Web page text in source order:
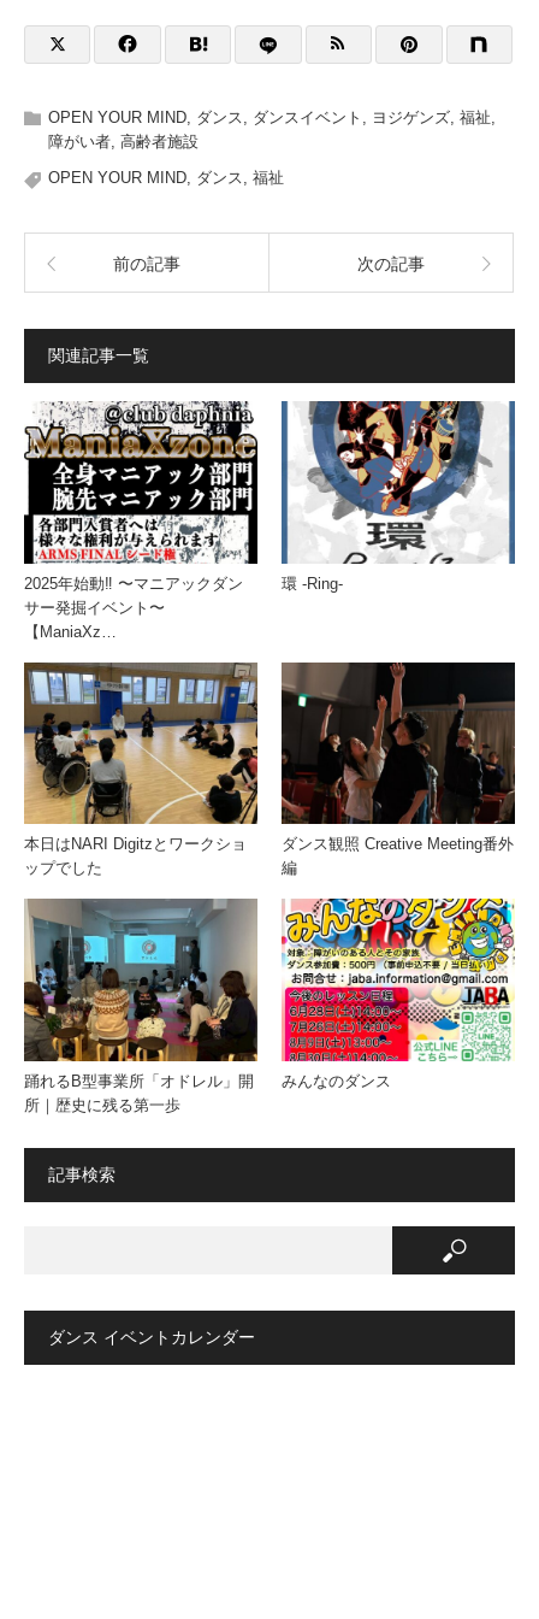
OPEN YOUR MIND, ダンス, ダンスイベント , ヨジゲンズ, 福祉,
障がい者, 高齢者施設
OPEN YOUR MIND, ダンス, 福祉
前の記事 次の記事
関連記事一覧
2025年始動‼️ 〜マニアックダン
サー発掘イベント〜
【ManiaXz…
環 -Ring-
本日はNARI Digitzとワークショ
ップでした
ダンス観照 Creative Meeting番外
編
踊れるB型事業所「オドレル」開
所｜歴史に残る第一歩
みんなのダンス
記事検索
ダンス イベントカレンダー